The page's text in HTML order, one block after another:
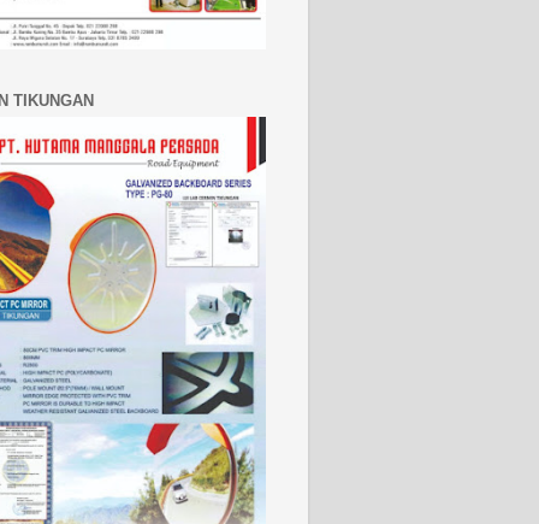
TIKUNGAN